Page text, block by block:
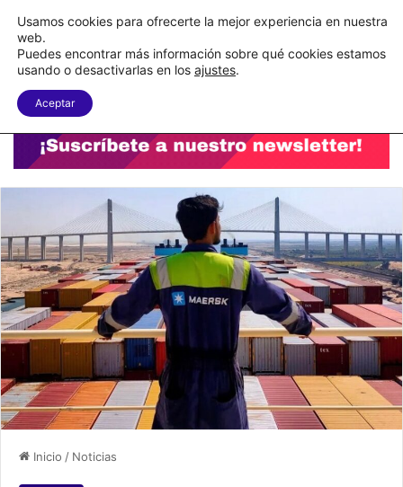
C&A México completa la implementación de su WMS en la nube
Menu
Inicio / Noticias
Usamos cookies para ofrecerte la mejor experiencia en nuestra
web.
Puedes encontrar más información sobre qué cookies estamos
usando o desactivarlas en los ajustes.
Aceptar